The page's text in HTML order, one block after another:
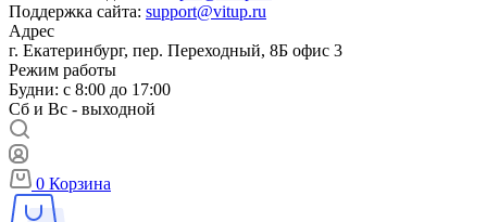
Поддержка сайта: support@vitup.ru
Адрес
г. Екатеринбург, пер. Переходный, 8Б офис 3
Режим работы
Будни: с 8:00 до 17:00
Сб и Вс - выходной
0 Корзина